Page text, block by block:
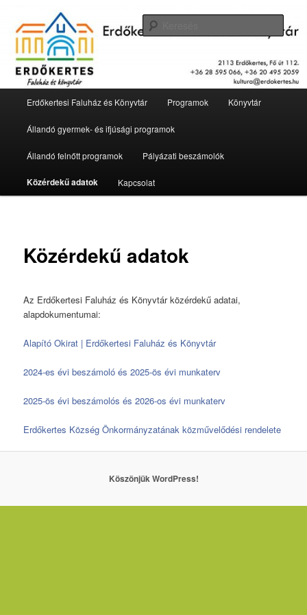
elsődleges
tartalomraErdőkertesi Faluház és Könyvtár
Erdőkertesi Faluház és Könyvtár Programok Könyvtár
Állandó gyermek- és ifjúsági programok
Állandó felnőtt programok Pályázati beszámolók
Közérdekű adatok Kapcsolat
Közérdekű adatok
Az Erdőkertesi Faluház és Könyvtár közérdekű adatai,
alapdokumentumai:
Alapító Okirat | Erdőkertesi Faluház és Könyvtár
2024-es évi beszámoló és 2025-ös évi munkaterv
2025-ös évi beszámolós és 2026-os évi munkaterv
Erdőkertes Község Önkormányzatának közművelődési rendelete
Köszönjük WordPress!